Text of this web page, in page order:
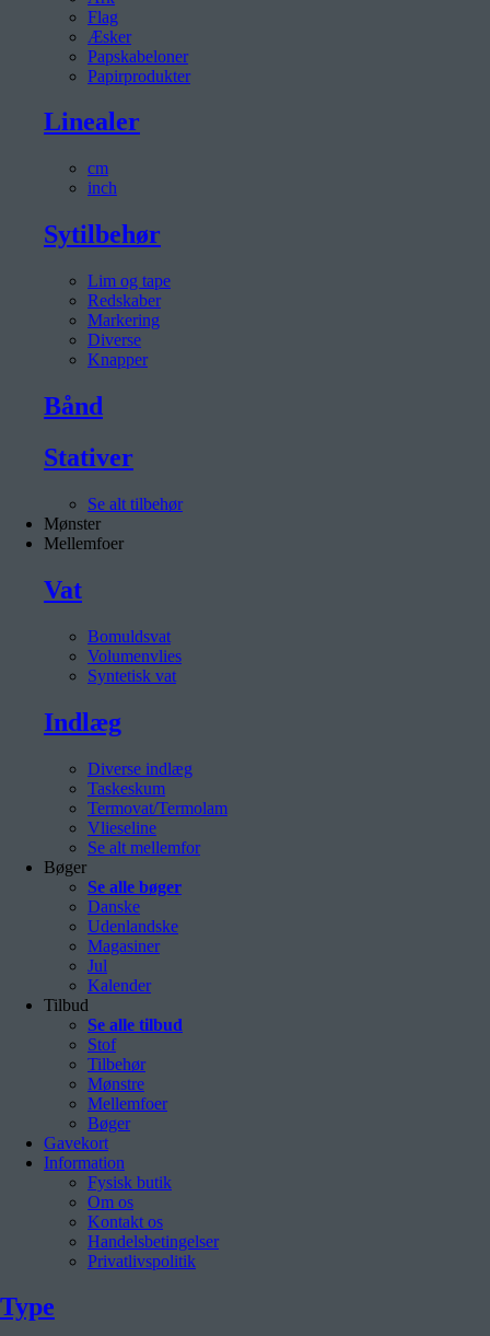
Flag
Æsker
Papskabeloner
Papirprodukter
Linealer
cm
inch
Sytilbehør
Lim og tape
Redskaber
Markering
Diverse
Knapper
Bånd
Stativer
Se alt tilbehør
Mønster
Mellemfoer
Vat
Bomuldsvat
Volumenvlies
Syntetisk vat
Indlæg
Diverse indlæg
Taskeskum
Termovat/Termolam
Vlieseline
Se alt mellemfor
Bøger
Se alle bøger
Danske
Udenlandske
Magasiner
Jul
Kalender
Tilbud
Se alle tilbud
Stof
Tilbehør
Mønstre
Mellemfoer
Bøger
Gavekort
Information
Fysisk butik
Om os
Kontakt os
Handelsbetingelser
Privatlivspolitik
Type